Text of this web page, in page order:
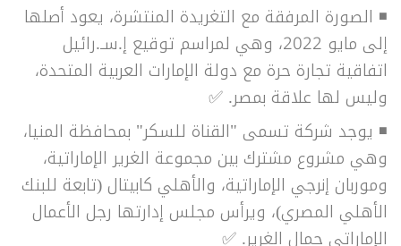
◾ الصورة المرفقة مع التغريدة المنتشرة، يعود أصلها
إلى مايو 2022، وهي لمراسم توقيع إ.سـ.رائيل
اتفاقية تجارة حرة مع دولة الإمارات العربية المتحدة،
وليس لها علاقة بمصر. ✅
◾ يوجد شركة تسمى "القناة للسكر" بمحافظة المنيا،
وهي مشروع مشترك بين مجموعة الغرير الإماراتية،
وموربان إنرجي الإماراتية، والأهلي كابيتال (تابعة للبنك
الأهلي المصري)، ويرأس مجلس إدارتها رجل الأعمال
الإماراتي جمال الغرير. ✅